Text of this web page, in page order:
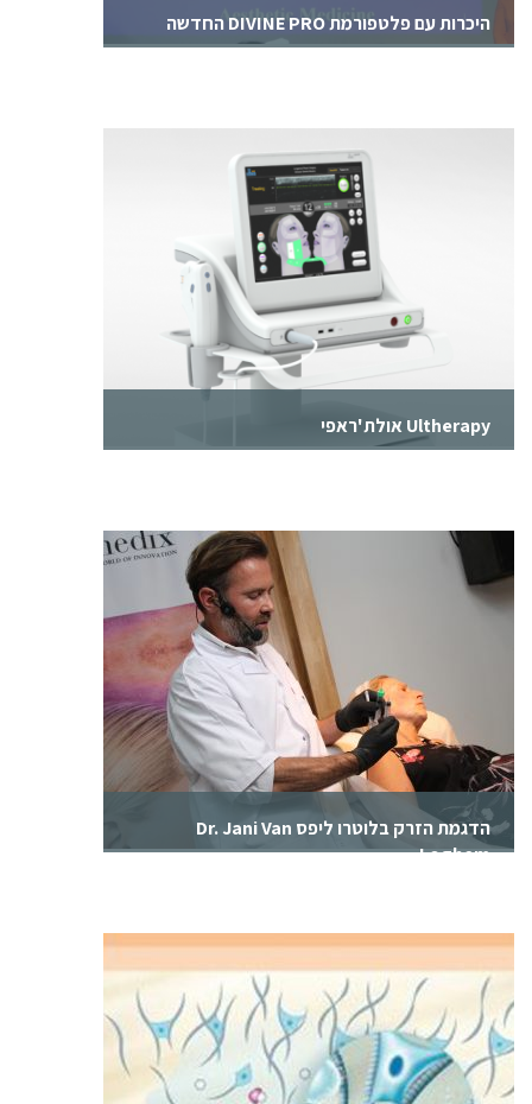
היכרות עם פלטפורמת DIVINE PRO החדשה
Ultherapy אולת'ראפי
הדגמת הזרק בלוטרו ליפס Dr. Jani Van
Loghem
Loghem. במהלך הערב הדגים אינדיקציות
בלוטרו ליפס.